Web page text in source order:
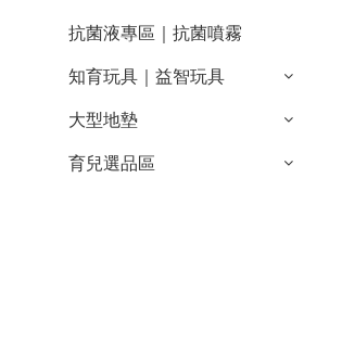
抗菌液專區｜抗菌噴霧
知育玩具｜益智玩具
大型地墊
育兒選品區